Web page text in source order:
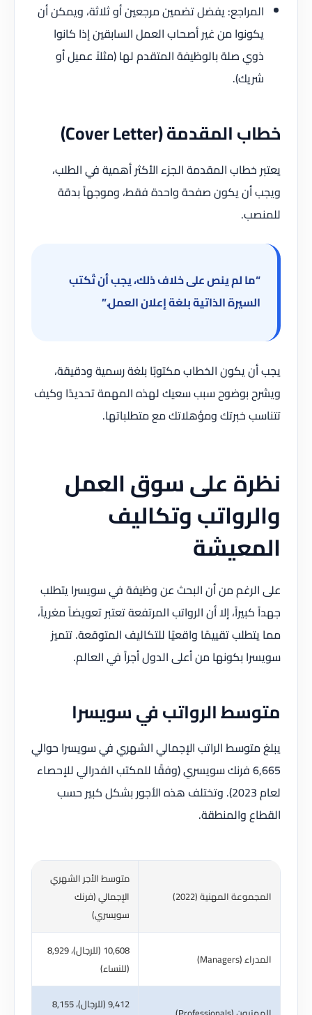
المراجع: يفضل تضمين مرجعين أو ثلاثة، ويمكن أن
يكونوا من غير أصحاب العمل السابقين إذا كانوا
ذوي صلة بالوظيفة المتقدم لها (مثلاً عميل أو
شريك).
خطاب المقدمة (Cover Letter)
يعتبر خطاب المقدمة الجزء الأكثر أهمية في الطلب،
ويجب أن يكون صفحة واحدة فقط، وموجهاً بدقة
للمنصب.
“ما لم ينص على خلاف ذلك، يجب أن تُكتب
السيرة الذاتية بلغة إعلان العمل.”
يجب أن يكون الخطاب مكتوبًا بلغة رسمية ودقيقة،
ويشرح بوضوح سبب سعيك لهذه المهمة تحديدًا وكيف
تتناسب خبرتك ومؤهلاتك مع متطلباتها.
نظرة على سوق العمل
والرواتب وتكاليف
المعيشة
على الرغم من أن البحث عن وظيفة في سويسرا يتطلب
جهداً كبيراً، إلا أن الرواتب المرتفعة تعتبر تعويضاً مغرياً،
مما يتطلب تقييمًا واقعيًا للتكاليف المتوقعة. تتميز
سويسرا بكونها من أعلى الدول أجراً في العالم.
متوسط الرواتب في سويسرا
يبلغ متوسط الراتب الإجمالي الشهري في سويسرا حوالي
6,665 فرنك سويسري (وفقًا للمكتب الفدرالي للإحصاء
لعام 2023). وتختلف هذه الأجور بشكل كبير حسب
القطاع والمنطقة.
المجموعة المهنية (2022)
متوسط الأجر الشهري
الإجمالي (فرنك
سويسري)
المدراء (Managers)
10,608 (للرجال)، 8,929
(للنساء)
9,412 (للرجال)، 8,155